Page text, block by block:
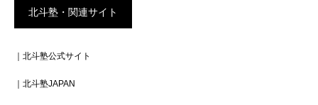
北斗塾・関連サイト
｜北斗塾公式サイト
｜北斗塾JAPAN